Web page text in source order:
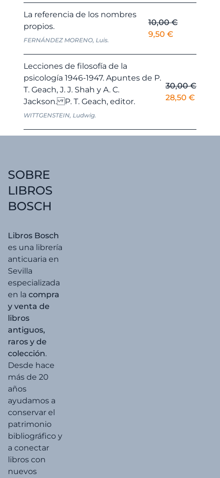
original
era:
20,00 €.
actual
La referencia de los nombres
propios.
FERNÁNDEZ MORENO, Luis.
10,00€
El
original
10,00 €.
9,50 €El
actual
9,50 €.
Lecciones de filosofía de la
psicología 1946-1947. Apuntes de P.
T. Geach, J. J. Shah y A. C.
Jackson. P. T. Geach, editor.
WITTGENSTEIN, Ludwig.
30,00€
El
era:
28,50 €
es:
SOBRE
LIBROS
BOSCH
Libros Bosch
es una librería
anticuaria en
Sevilla
especializada
en la compra
y venta de
libros
antiguos,
raros y de
colección.
Desde hace
más de 20
años
ayudamos a
conservar el
patrimonio
bibliográfico y
a conectar
libros con
nuevos